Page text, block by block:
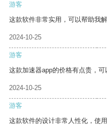
游客
这款软件非常实用，可以帮助我解
2024-10-25
游客
这款加速器app的价格有点贵，可
2024-10-25
游客
这款软件的设计非常人性化，使